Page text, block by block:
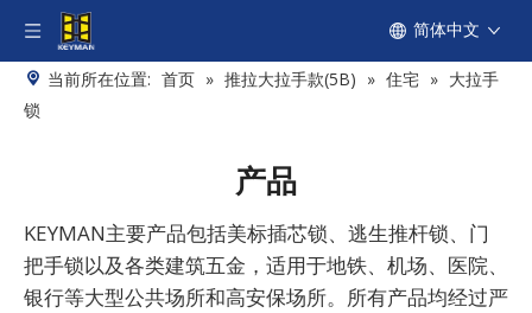
简体中文
当前所在位置: 首页 » 推拉大拉手款(5B) » 住宅 » 大拉手
锁
产品
KEYMAN主要产品包括美标插芯锁、逃生推杆锁、门
把手锁以及各类建筑五金，适用于地铁、机场、医院、
银行等大型公共场所和高安保场所。所有产品均经过严